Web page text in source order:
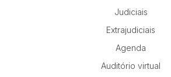
Judiciais
Extrajudiciais
Agenda
Auditório virtual